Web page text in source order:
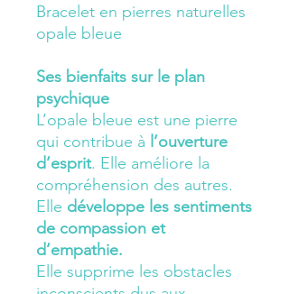
Bracelet en pierres naturelles
opale bleue
Ses bienfaits sur le plan
psychique
L’opale bleue est une pierre
qui contribue à l’ouverture
d’esprit. Elle améliore la
compréhension des autres.
Elle développe les sentiments
de compassion et
d’empathie.
Elle supprime les obstacles